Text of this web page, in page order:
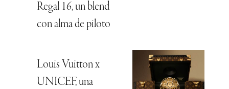
Regal 16, un blend
con alma de piloto
Louis Vuitton x
UNICEF, una